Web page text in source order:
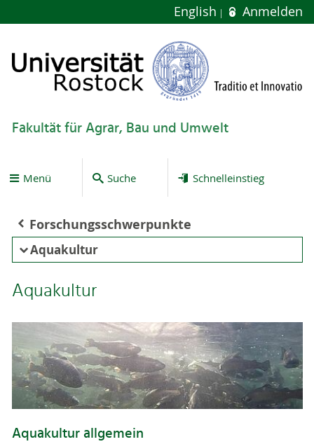
English Anmelden
Fakultät für Agrar, Bau und Umwelt
Menü Suche Schnelleinstieg
Forschungsschwerpunkte
Aquakultur
Aquakultur
Aquakultur allgemein